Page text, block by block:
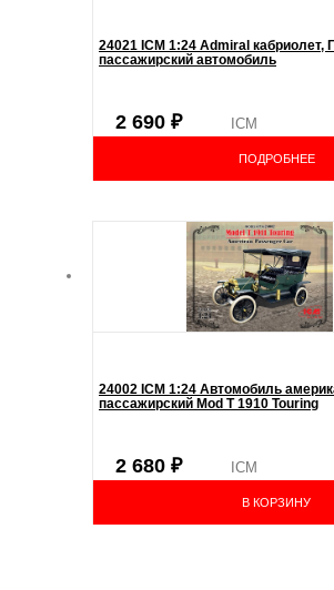
24021 ICM 1:24 Admiral кабриолет, Германский
пассажирский автомобиль
2 690 ₽ ICM
ПОДРОБНЕЕ
24002 ICM 1:24 Автомобиль
пассажирский Mod T 1910 Touring
2 680 ₽ ICM
В КОРЗИНУ